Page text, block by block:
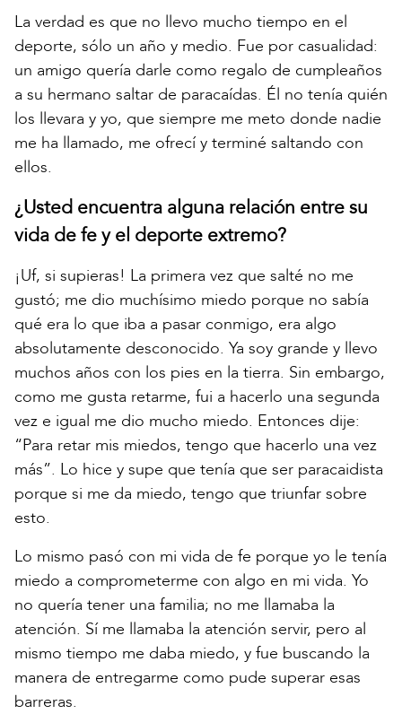
La verdad es que no llevo mucho tiempo en el
deporte, sólo un año y medio. Fue por casualidad:
un amigo quería darle como regalo de cumpleaños
a su hermano saltar de paracaídas. Él no tenía quién
los llevara y yo, que siempre me meto donde nadie
me ha llamado, me ofrecí y terminé saltando con
ellos.
¿Usted encuentra alguna relación entre su
vida de fe y el deporte extremo?
¡Uf, si supieras! La primera vez que salté no me
gustó; me dio muchísimo miedo porque no sabía
qué era lo que iba a pasar conmigo, era algo
absolutamente desconocido. Ya soy grande y llevo
muchos años con los pies en la tierra. Sin embargo,
como me gusta retarme, fui a hacerlo una segunda
vez e igual me dio mucho miedo. Entonces dije:
“Para retar mis miedos, tengo que hacerlo una vez
más”. Lo hice y supe que tenía que ser paracaidista
porque si me da miedo, tengo que triunfar sobre
esto.
Lo mismo pasó con mi vida de fe porque yo le tenía
miedo a comprometerme con algo en mi vida. Yo
no quería tener una familia; no me llamaba la
atención. Sí me llamaba la atención servir, pero al
mismo tiempo me daba miedo, y fue buscando la
manera de entregarme como pude superar esas
barreras.